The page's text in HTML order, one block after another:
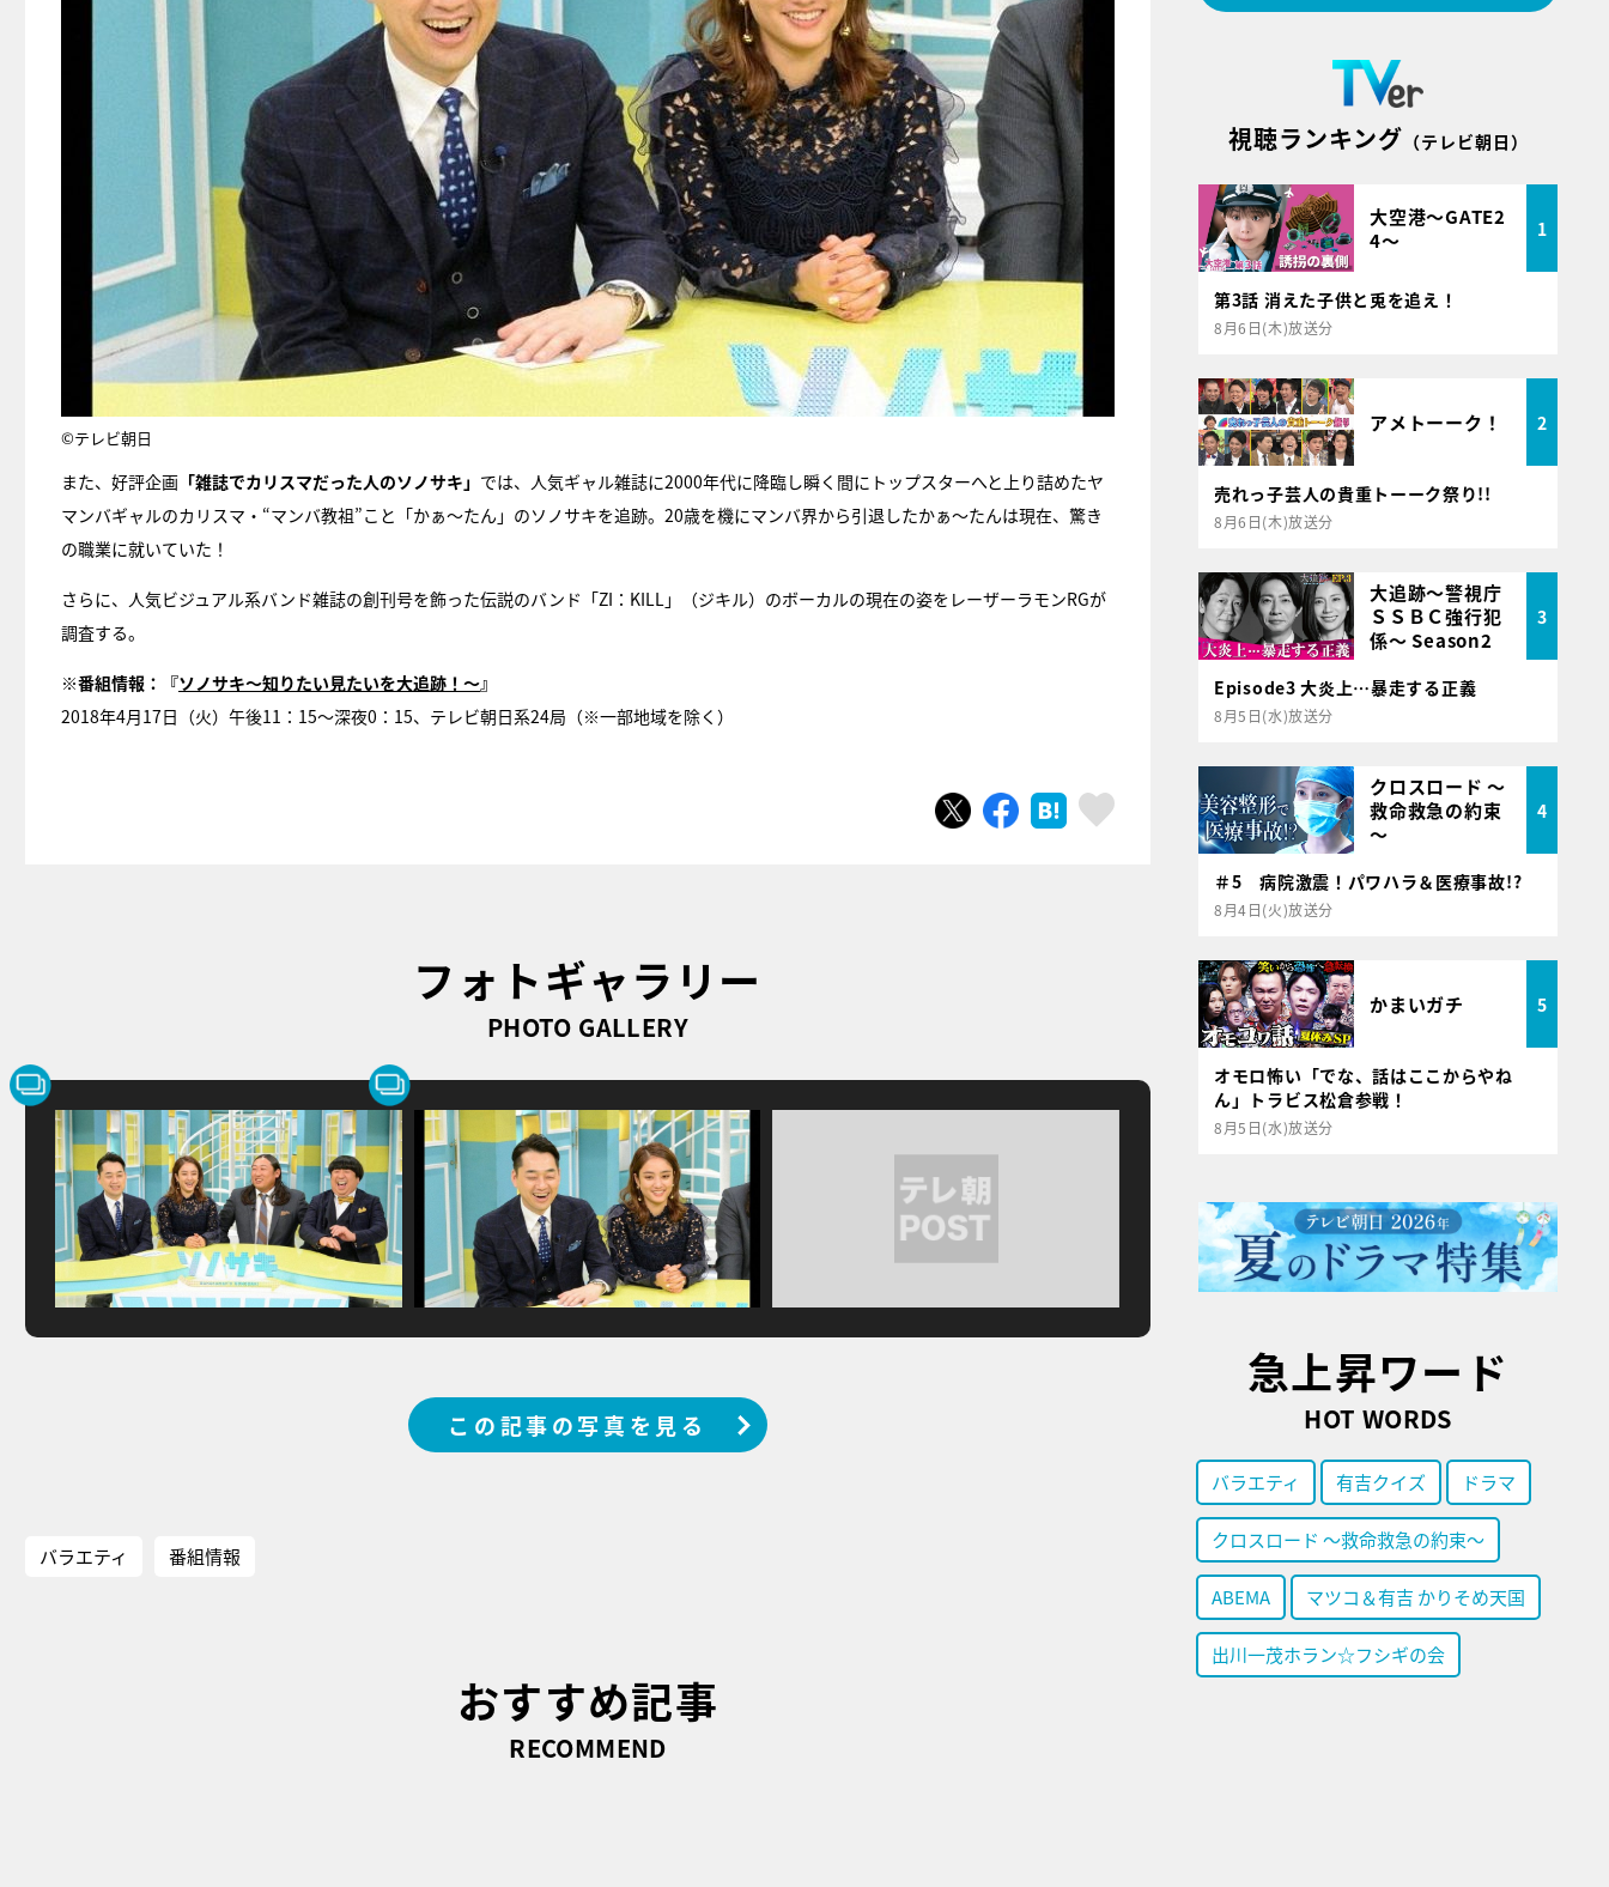
©テレビ朝日
また、好評企画 「雑誌でカリスマだった人のソノサキ」 では、人気ギャル雑誌に2000年代に降臨し瞬く間にトップスターへと上り詰めたヤ
マンバギャルのカリスマ・“マンバ教祖”こと「かぁ～たん」のソノサキを追跡。20歳を機にマンバ界から引退したかぁ～たんは現在、驚き
の職業に就いていた！
さらに、人気ビジュアル系バンド雑誌の創刊号を飾った伝説のバンド「ZI：KILL」（ジキル）のボーカルの現在の姿をレーザーラモンRGが
調査する。
※番組情報：『ソノサキ～知りたい見たいを大追跡！～』
2018年4月17日（火）午後11：15～深夜0：15、テレビ朝日系24局（※一部地域を除く）
ツイートシェア はてブ スキボタン
フォトギャラリー
PHOTO GALLERY
この記事の写真を見る
バラエティ 番組情報
おすすめ記事
RECOMMEND
視聴ランキング （テレビ朝日）
大空港～GATE2
4～
1
第3話 消えた子供と兎を追え！
8月6日(木)放送分
アメトーーク！ 2
売れっ子芸人の貴重トーーク祭り!!
8月6日(木)放送分
大追跡～警視庁
ＳＳＢＣ強行犯
係～ Season2
3
Episode3 大炎上…暴走する正義
8月5日(水)放送分
クロスロード ～
救命救急の約束
～
4
＃5 病院激震！パワハラ＆医療事故!?
8月4日(火)放送分
かまいガチ 5
オモロ怖い「でな、話はここからやね
ん」トラビス松倉参戦！
8月5日(水)放送分
急上昇ワード
HOT WORDS
バラエティ 有吉クイズ ドラマ
クロスロード ～救命救急の約束～
ABEMA マツコ＆有吉 かりそめ天国
出川一茂ホラン☆フシギの会